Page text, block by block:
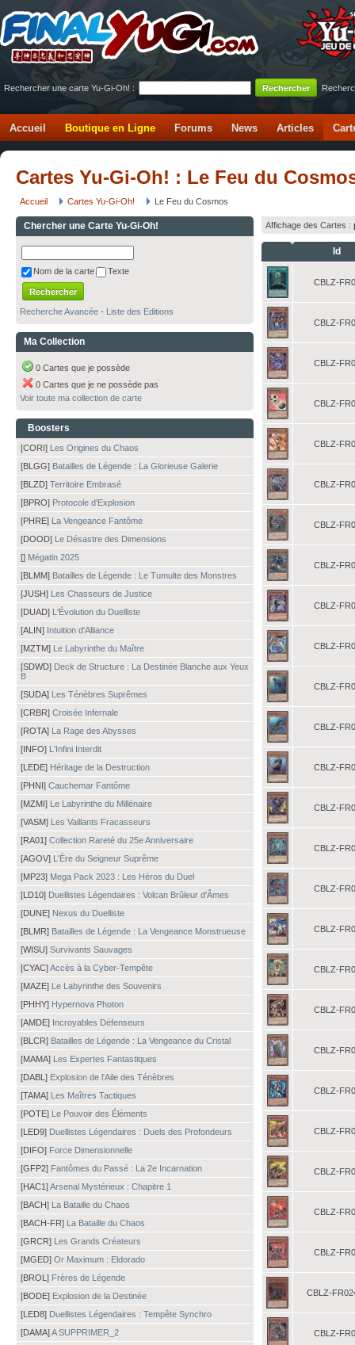
Rechercher une carte Yu-Gi-Oh! :
Accueil Boutique en Ligne Forums News Articles
Cartes Yu-Gi-Oh! : Le Feu du
Accueil Cartes Yu-Gi-Oh! Le Feu du Cosmos
Chercher une Carte Yu-Gi-Oh!
Nom de la carte Texte
Recherche Avancée - Liste des Editions
Ma Collection
0 Cartes que je possède
0 Cartes que je ne possède pas
Voir toute ma collection de carte
Boosters
[CORI] Les Origines du Chaos
[BLGG] Batailles de Légende : La Glorieuse Galerie
[BLZD] Territoire Embrasé
[BPRO] Protocole d'Explosion
[PHRE] La Vengeance Fantôme
[DOOD] Le Désastre des Dimensions
[] Mégatin 2025
[BLMM] Batailles de Légende : Le Tumulte des Monstres
[JUSH] Les Chasseurs de Justice
[DUAD] L'Évolution du Duelliste
[ALIN] Intuition d'Alliance
[MZTM] Le Labyrinthe du Maître
[SDWD] Deck de Structure : La Destinée Blanche aux Yeux
B
[SUDA] Les Ténèbres Suprêmes
[CRBR] Croisée Infernale
[ROTA] La Rage des Abysses
[INFO] L'Infini Interdit
[LEDE] Héritage de la Destruction
[PHNI] Cauchemar Fantôme
[MZMI] Le Labyrinthe du Millénaire
[VASM] Les Vaillants Fracasseurs
[RA01] Collection Rareté du 25e Anniversaire
[AGOV] L'Ère du Seigneur Suprême
[MP23] Mega Pack 2023 : Les Héros du Duel
[LD10] Duellistes Légendaires : Volcan Brûleur d'Âmes
[DUNE] Nexus du Duelliste
[BLMR] Batailles de Légende : La Vengeance Monstrueuse
[WISU] Survivants Sauvages
[CYAC]Accès à la Cyber-Tempête
[MAZE] Le Labyrinthe des Souvenirs
[PHHY] Hypernova Photon
[AMDE] Incroyables Défenseurs
[BLCR] Batailles de Légende : La Vengeance du Cristal
[MAMA] Les Expertes Fantastiques
[DABL] Explosion de l'Aile des Ténèbres
[TAMA] Les Maîtres Tactiques
[POTE] Le Pouvoir des Éléments
[LED9] Duellistes Légendaires : Duels des Profondeurs
[DIFO] Force Dimensionnelle
[GFP2] Fantômes du Passé : La 2e Incarnation
[HAC1]Arsenal Mystérieux : Chapitre 1
[BACH] La Bataille du Chaos
[BACH-FR] La Bataille du Chaos
[GRCR] Les Grands Créateurs
[MGED] Or Maximum : Eldorado
[BROL] Frères de Légende
[BODE] Explosion de la Destinée
[LED8] Duellistes Légendaires : Tempête Synchro
[DAMA]A SUPPRIMER_2
Affichage des Cartes :
Id
CBLZ-
CBLZ-
CBLZ-
CBLZ-
CBLZ-
CBLZ-
CBLZ-
CBLZ-
CBLZ-
CBLZ-
CBLZ-
CBLZ-
CBLZ-
CBLZ-
CBLZ-
CBLZ-
CBLZ-
CBLZ-
CBLZ-
CBLZ-
CBLZ-
CBLZ-
CBLZ-
CBLZ-
CBLZ-
CBLZ-
CBLZ-